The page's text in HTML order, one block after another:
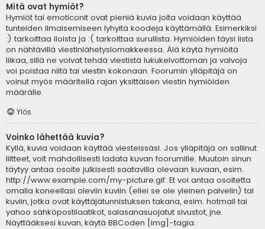
Mitä ovat hymiöt?
Hymiöt tai emoticonit ovat pieniä kuvia joita voidaan käyttää
tunteiden ilmaisemiseen lyhyitä koodeja käyttämällä. Esimerkiksi
:) tarkoittaa iloista ja :( tarkoittaa surullista. Hymiöiden täysi lista
on nähtävillä viestinlähetyslomakkeessa. Älä käytä hymiöitä
liikaa, sillä ne voivat tehdä viestistä lukukelvottoman ja valvoja
voi poistaa niitä tai viestin kokonaan. Foorumin ylläpitäjä on
voinut myös määritellä rajan yksittäisen viestin hymiöiden
määrälle.
Ylös
Voinko lähettää kuvia?
Kyllä, kuvia voidaan käyttää viesteissäsi. Jos ylläpitäjä on sallinut
liitteet, voit mahdollisesti ladata kuvan foorumille. Muutoin sinun
täytyy antaa osoite julkisesti saatavilla olevaan kuvaan, esim.
http://www.example.com/my-picture.gif. Et voi antaa osoitetta
omalla koneellasi oleviin kuviin (ellei se ole yleinen palvelin) tai
kuviin, jotka ovat käyttäjätunnistuksen takana, esim. hotmail tai
yahoo sähköpostilaatikot, salasanasuojatut sivustot, jne.
Näyttääksesi kuvan, käytä BBCoden [img]-tagia.